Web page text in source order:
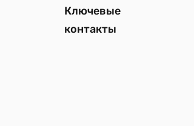
Ключевые
контакты